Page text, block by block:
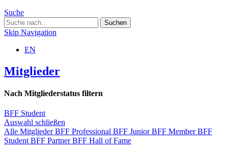
Suche
Skip Navigation
EN
Mitglieder
Nach Mitgliederstatus filtern
BFF Student
Auswahl schließen
Alle MitgliederBFF Professional BFF JuniorBFF MemberBFF
Student BFF PartnerBFF Hall of Fame